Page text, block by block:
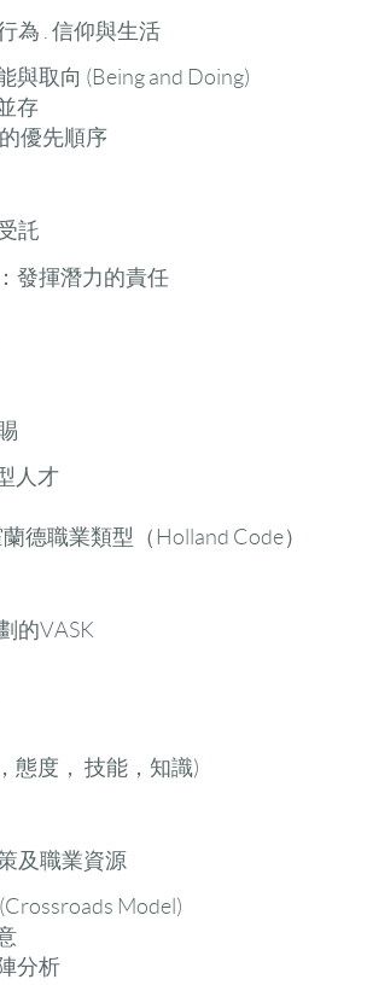
為 . 信仰與生活
與取向 (Being and Doing)
存
優先順序
託
發揮潛力的責任
人才
德職業類型（Holland Code）
的VASK
態度， 技能，知識)
及職業資源
Model)
分析